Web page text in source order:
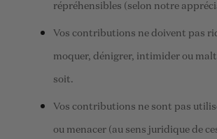
répréhensibles (selon notre
Vos contributions ne doivent pas
moquer, dénigrer, intimider ou
soit.
Vos contributions ne sont pas
ou menacer (au sens juridique de